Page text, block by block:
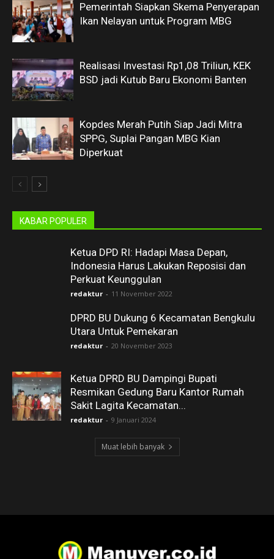
Pemerintah Siapkan Skema Penyerapan
Ikan Nelayan untuk Program MBG
Realisasi Investasi Rp1,08 Triliun, KEK
BSD jadi Kutub Baru Ekonomi Banten
Kopdes Merah Putih Siap Jadi Mitra
SPPG, Suplai Pangan MBG Kian
Diperkuat
KABAR POPULER
Ketua DPD RI: Hadapi Masa Depan,
Indonesia Harus Lakukan Reposisi dan
Perkuat Keunggulan
redaktur - 11 November 2022
DPRD BU Dukung 6 Kecamatan Bengkulu
Utara Untuk Pemekaran
redaktur - 20 November 2023
Ketua DPRD BU Dampingi Bupati
Resmikan Gedung Baru Kantor Rumah
Sakit Lagita Kecamatan...
redaktur - 9 Januari 2024
Muat lebih banyak